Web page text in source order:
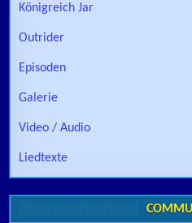
Königreich Jar
Outrider
Episoden
Galerie
Video / Audio
Liedtexte